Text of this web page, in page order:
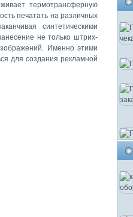
термотрансферную
печатать на различных
синтетическими
не только штрих-
Именно этими
для создания рекламной